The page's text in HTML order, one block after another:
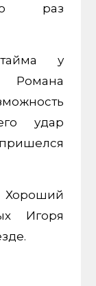
раз
у
удар
Хороший
Игоря